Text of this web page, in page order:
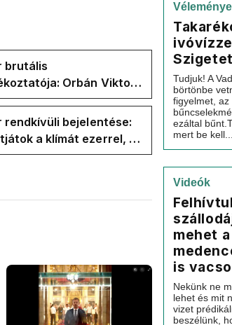
brutális
Orbán Viktor
a felelős a
helyzetért
rendkívüli bejelentése:
a klímát ezerrel, a
vége az
Tudjuk! A
börtönbe
figyelmet,
ezáltal
mert be kell...
Videók
mehet
is
Nekünk ne
lehet és mit
vizet
beszélünk,